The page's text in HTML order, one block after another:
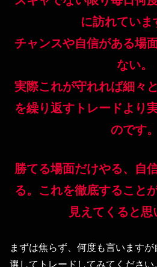
に訪れていま
チャンスや自信がある場
ない。
実際これが守れれば細々
を繰り返すトレードより
のです。
勝てる場面だけやる、自
る。これを徹底すること
見えてくると思
まずは焦らず、何度も言います
選してトレードしてみてください